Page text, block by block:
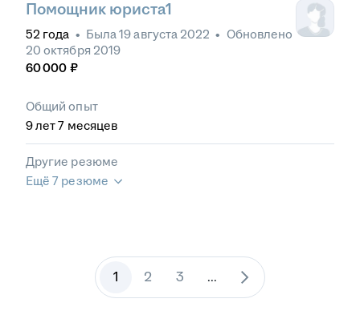
Помощник юриста1
52 года • Была19 августа 2022 • Обновлено
20 октября 2019
60 000 ₽
Общий опыт
9лет 7 месяцев
Другие резюме
Ещё 7 резюме
1 2 3 ...